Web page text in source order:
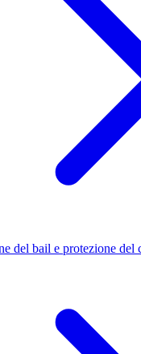
del bail e protezione del